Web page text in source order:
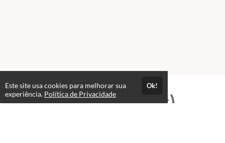
Professores(as)
Este site usa cookies para melhorar sua
experiência. Política de Privacidade
Ok!